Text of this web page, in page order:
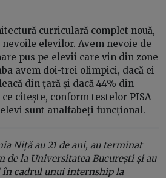
curriculară complet nouă,
elevilor. Avem nevoie de
pus pe elevii care vin din zone
avem doi-trei olimpici, dacă ei
din țară și dacă 44% din
citește, conform testelor PISA
sunt analfabeți funcțional.
Niță au 21 de ani, au terminat
de la Universitatea București și au
în cadrul unui internship la